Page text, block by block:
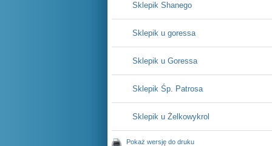
Sklepik Shanego
Sklepik u goressa
Sklepik u Goressa
Sklepik Śp. Patrosa
Sklepik u Żelkowykrol
Pokaż wersję do druku